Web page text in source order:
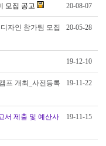
모집 공고 20-08-07
자인 참가팀 모집
20-05-28
19-12-10
프 개최_사전등록
19-11-22
서 제출 및 예산사
19-11-15